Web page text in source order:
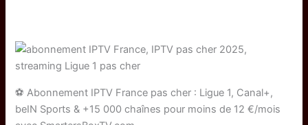
⚽ Abonnement IPTV France pas cher : Ligue 1, Canal+,
beIN Sports & +15 000 chaînes pour moins de 12 €/mois